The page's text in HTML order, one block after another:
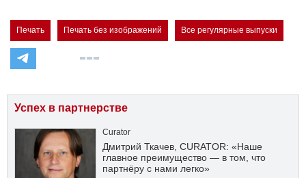
Печать Печать без изображений Все регулярные выпуски
Успех в партнерстве
Curator
Дмитрий Ткачев, CURATOR: «Наше
главное преимущество — в том, что
партнёру с нами легко»